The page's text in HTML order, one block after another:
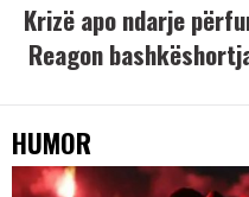
Krizë apo ndarje
Reagon
HUMOR